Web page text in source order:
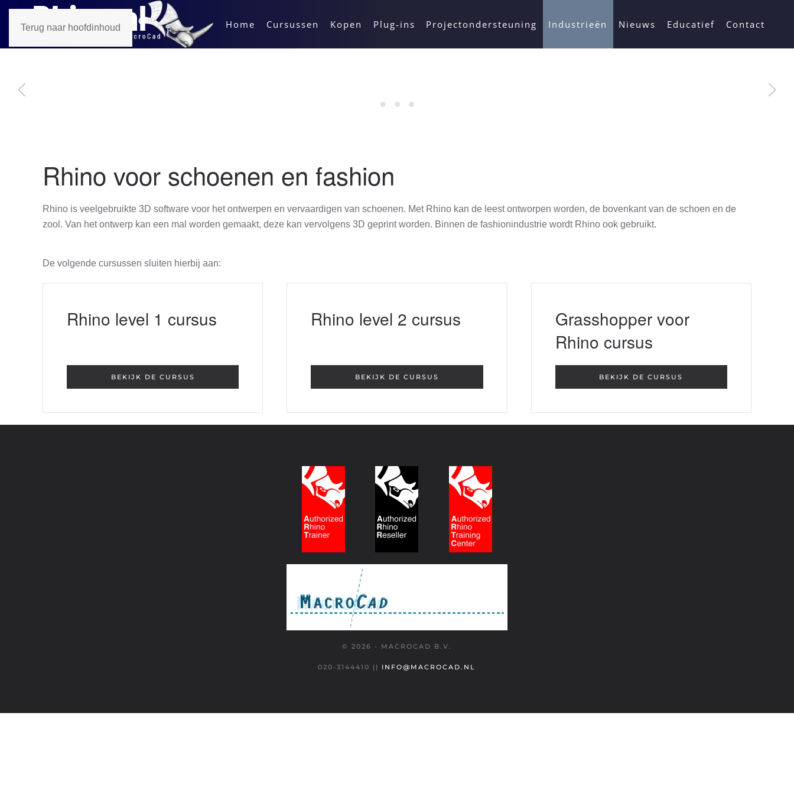
Terug naar hoofdinhoud Home Cursussen Kopen Plug-ins Projectondersteuning Industrieën Nieuws Educatief Contact
Rhino voor schoenen en fashion
Rhino is veelgebruikte 3D software voor het ontwerpen en vervaardigen van schoenen. Met Rhino kan de leest ontworpen worden, de bovenkant van de schoen en de
zool. Van het ontwerp kan een mal worden gemaakt, deze kan vervolgens 3D geprint worden. Binnen de fashionindustrie wordt Rhino ook gebruikt.
De volgende cursussen sluiten hierbij aan:
Rhino level 1 cursus
BEKIJK DE CURSUS
Rhino level 2 cursus
BEKIJK DE CURSUS
Grasshopper voor
Rhino cursus
BEKIJK DE CURSUS
© 2026 - MACROCAD B.V.
020-3144410 || INFO@MACROCAD.NL